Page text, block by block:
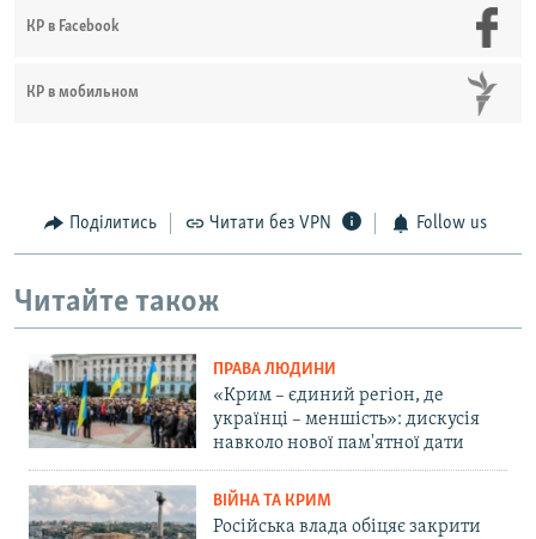
КР в Facebook
КР в мобильном
Поділитись Читати без VPN Follow us
Читайте також
ПРАВА ЛЮДИНИ
«Крим – єдиний регіон, де
українці – меншість»: дискусія
навколо нової пам'ятної дати
ВІЙНА ТА КРИМ
Російська влада обіцяє закрити